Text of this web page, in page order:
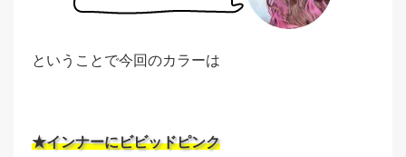
ということで今回のカラーは
★インナーにビビッドピンク